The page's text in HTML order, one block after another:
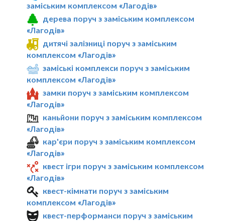
заміським комплексом «Лагодів»
дерева поруч з заміським комплексом
«Лагодів»
дитячі залізниці поруч з заміським
комплексом «Лагодів»
заміські комплекси поруч з заміським
комплексом «Лагодів»
замки поруч з заміським комплексом
«Лагодів»
каньйони поруч з заміським комплексом
«Лагодів»
кар'єри поруч з заміським комплексом
«Лагодів»
квест ігри поруч з заміським комплексом
«Лагодів»
квест-кімнати поруч з заміським
комплексом «Лагодів»
квест-перформанси поруч з заміським